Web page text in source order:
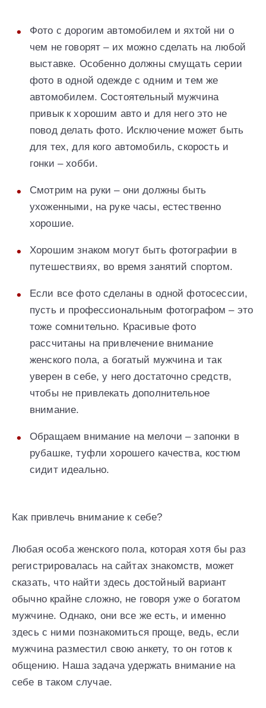
Фото с дорогим автомобилем и яхтой ни о
чем не говорят – их можно сделать на любой
выставке. Особенно должны смущать серии
фото в одной одежде с одним и тем же
автомобилем. Состоятельный мужчина
привык к хорошим авто и для него это не
повод делать фото. Исключение может быть
для тех, для кого автомобиль, скорость и
гонки – хобби.
Смотрим на руки – они должны быть
ухоженными, на руке часы, естественно
хорошие.
Хорошим знаком могут быть фотографии в
путешествиях, во время занятий спортом.
Если все фото сделаны в одной фотосессии,
пусть и профессиональным фотографом – это
тоже сомнительно. Красивые фото
рассчитаны на привлечение внимание
женского пола, а богатый мужчина и так
уверен в себе, у него достаточно средств,
чтобы не привлекать дополнительное
внимание.
Обращаем внимание на мелочи – запонки в
рубашке, туфли хорошего качества, костюм
сидит идеально.
Как привлечь внимание к себе?
Любая особа женского пола, которая хотя бы раз
регистрировалась на сайтах знакомств, может
сказать, что найти здесь достойный вариант
обычно крайне сложно, не говоря уже о богатом
мужчине. Однако, они все же есть, и именно
здесь с ними познакомиться проще, ведь, если
мужчина разместил свою анкету, то он готов к
общению. Наша задача удержать внимание на
себе в таком случае.